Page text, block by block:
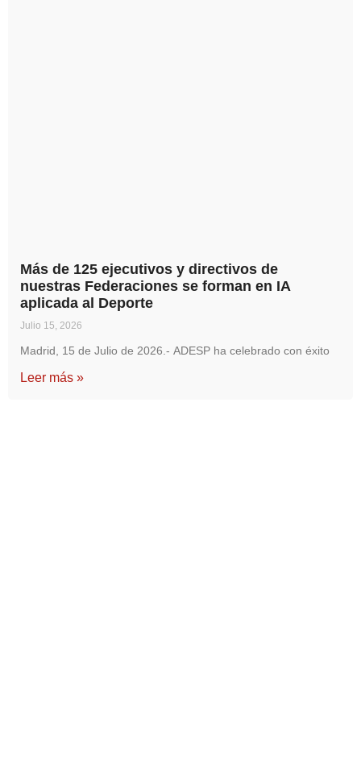
Más de 125 ejecutivos y directivos de
nuestras Federaciones se forman en IA
aplicada al Deporte
Julio 15, 2026
Madrid, 15 de Julio de 2026.- ADESP ha celebrado con éxito
Leer más »